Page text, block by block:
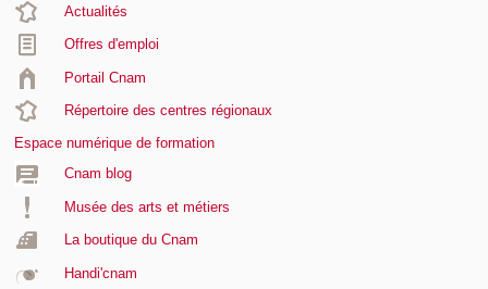
Actualités
Offres d'emploi
Portail Cnam
Répertoire des centres régionaux
Espace numérique de formation
Cnam blog
Musée des arts et métiers
La boutique du Cnam
Handi'cnam